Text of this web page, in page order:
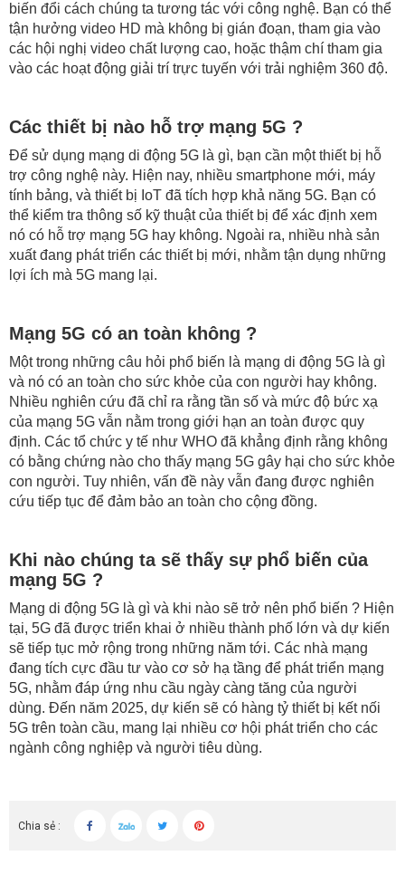
biến đổi cách chúng ta tương tác với công nghệ. Bạn có thể
tận hưởng video HD mà không bị gián đoạn, tham gia vào
các hội nghị video chất lượng cao, hoặc thậm chí tham gia
vào các hoạt động giải trí trực tuyến với trải nghiệm 360 độ.
Các thiết bị nào hỗ trợ mạng 5G ?
Để sử dụng mạng di động 5G là gì, bạn cần một thiết bị hỗ
trợ công nghệ này. Hiện nay, nhiều smartphone mới, máy
tính bảng, và thiết bị IoT đã tích hợp khả năng 5G. Bạn có
thể kiểm tra thông số kỹ thuật của thiết bị để xác định xem
nó có hỗ trợ mạng 5G hay không. Ngoài ra, nhiều nhà sản
xuất đang phát triển các thiết bị mới, nhằm tận dụng những
lợi ích mà 5G mang lại.
Mạng 5G có an toàn không ?
Một trong những câu hỏi phổ biến là mạng di động 5G là gì
và nó có an toàn cho sức khỏe của con người hay không.
Nhiều nghiên cứu đã chỉ ra rằng tần số và mức độ bức xạ
của mạng 5G vẫn nằm trong giới hạn an toàn được quy
định. Các tổ chức y tế như WHO đã khẳng định rằng không
có bằng chứng nào cho thấy mạng 5G gây hại cho sức khỏe
con người. Tuy nhiên, vấn đề này vẫn đang được nghiên
cứu tiếp tục để đảm bảo an toàn cho cộng đồng.
Khi nào chúng ta sẽ thấy sự phổ biến của
mạng 5G ?
Mạng di động 5G là gì và khi nào sẽ trở nên phổ biến ? Hiện
tại, 5G đã được triển khai ở nhiều thành phố lớn và dự kiến
sẽ tiếp tục mở rộng trong những năm tới. Các nhà mạng
đang tích cực đầu tư vào cơ sở hạ tầng để phát triển mạng
5G, nhằm đáp ứng nhu cầu ngày càng tăng của người
dùng. Đến năm 2025, dự kiến sẽ có hàng tỷ thiết bị kết nối
5G trên toàn cầu, mang lại nhiều cơ hội phát triển cho các
ngành công nghiệp và người tiêu dùng.
Chia sẻ :